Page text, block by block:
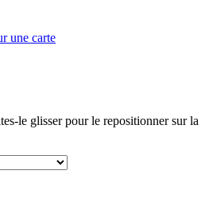
une carte
le glisser pour le repositionner sur la